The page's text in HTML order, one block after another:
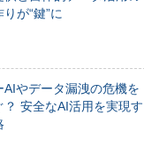
が“鍵”に
AIやデータ漏洩の危機を
？ 安全なAI活用を実現す